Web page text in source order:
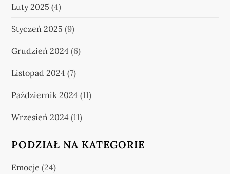
Luty 2025 (4)
Styczeń 2025 (9)
Grudzień 2024 (6)
Listopad 2024 (7)
Październik 2024 (11)
Wrzesień 2024 (11)
PODZIAŁ NA KATEGORIE
Emocje (24)